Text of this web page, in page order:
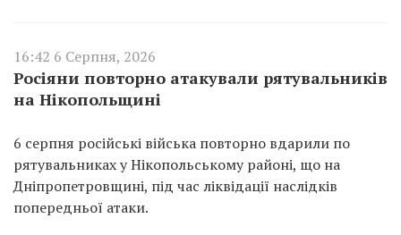
16:42 6 Серпня, 2026
Росіяни повторно атакували рятувальників
на Нікопольщині
6 серпня російські війська повторно вдарили по
рятувальниках у Нікопольському районі, що на
Дніпропетровщині, під час ліквідації наслідків
попередньої атаки.